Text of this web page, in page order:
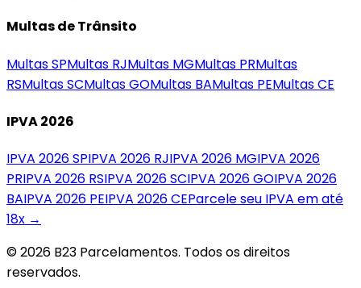
Multas de Trânsito
MultasSPMultas RJMultas MGMultas PRMultas
RSMultasSCMultasGOMultas BAMultas PEMultasCE
IPVA 2026
IPVA 2026SPIPVA 2026 RJIPVA 2026 MGIPVA 2026
PRIPVA 2026 RSIPVA 2026SCIPVA 2026GOIPVA 2026
BAIPVA 2026 PEIPVA 2026CEParcele seu IPVA em até
18x →
© 2026 B23 Parcelamentos. Todos os direitos
reservados.